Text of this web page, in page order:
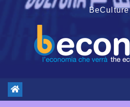
BeCulture